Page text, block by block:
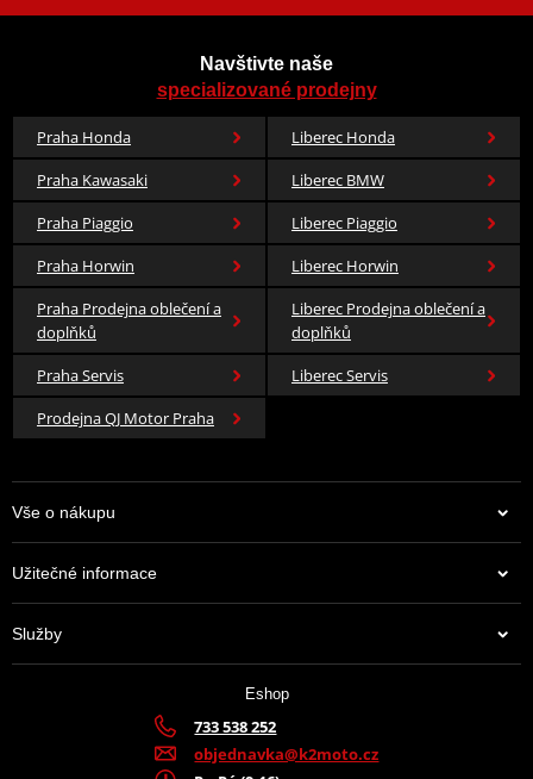
Navštivte naše
specializované prodejny
Praha Honda
Liberec Honda
Praha Kawasaki
Liberec BMW
Praha Piaggio
Liberec Piaggio
Praha Horwin
Liberec Horwin
Praha Prodejna oblečení a
doplňků
Liberec Prodejna oblečení a
doplňků
Praha Servis
Liberec Servis
Prodejna QJ Motor Praha
Vše o nákupu
Užitečné informace
Služby
Eshop
733 538 252
objednavka@k2moto.cz